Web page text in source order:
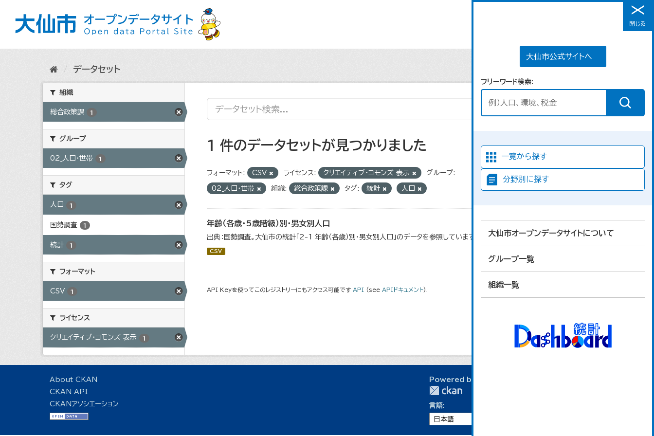
メニュー
大仙市公式サイトへ
フリーワード検索
一覧から探す
分野別に探す
大仙市オープンデータサイトについて
グループ一覧
組織一覧
閉じる
データセット
組織
総合政策課 1
グループ
02_人口・世帯 1
タグ
人口 1
国勢調査 1
統計 1
フォーマット
CSV 1
ライセンス
クリエイティブ・コモンズ 表示 1
1 件のデータセットが見つかりました
フォーマット: CSV ライセンス: クリエイティブ・コモンズ 表示 グループ:
02_人口・世帯 組織: 総合政策課 タグ: 統計 人口
年齢（各歳・5歳階級）別・男女別人口
出典：国勢調査。大仙市の統計「2-1 年齢（各歳）別・男女別人口」のデータを参照しています。
CSV
API Keyを使ってこのレジストリーにもアクセス可能です API (see APIドキュメント).
About CKAN
CKAN API
CKANアソシエーション
Powered by
言語